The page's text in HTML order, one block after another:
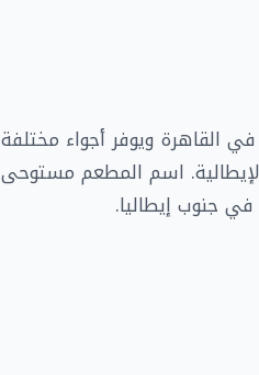
القاهرة ويوفر أجواء مختلفة
اسم المطعم مستوحى
جنوب إيطاليا.